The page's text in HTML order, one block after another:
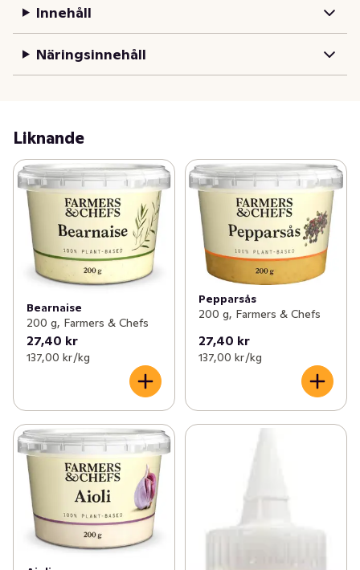
Innehåll
Näringsinnehåll
Liknande
Bearnaise
200 g, Farmers & Chefs
27,40 kr
137,00 kr /kg
Pepparsås
200 g, Farmers & Chefs
27,40 kr
137,00 kr /kg